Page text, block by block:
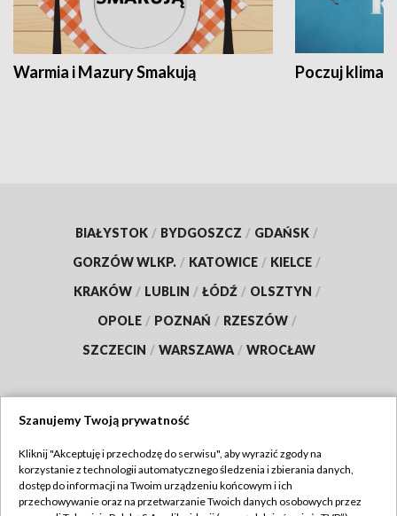
Warmia i Mazury Smakują Poczuj klimat
BIAŁYSTOK / BYDGOSZCZ / GDAŃSK /
GORZÓW WLKP. / KATOWICE / KIELCE /
KRAKÓW / LUBLIN / ŁÓDŹ / OLSZTYN /
OPOLE / POZNAŃ / RZESZÓW /
SZCZECIN / WARSZAWA / WROCŁAW
TVP
Abonament TVP
Regulamin TVP
Szanujemy Twoją prywatność
Kliknij "Akceptuję i przechodzę do serwisu", aby wyrazić zgody na
korzystanie z technologii automatycznego śledzenia i zbierania danych,
dostęp do informacji na Twoim urządzeniu końcowym i ich
przechowywanie oraz na przetwarzanie Twoich danych osobowych przez